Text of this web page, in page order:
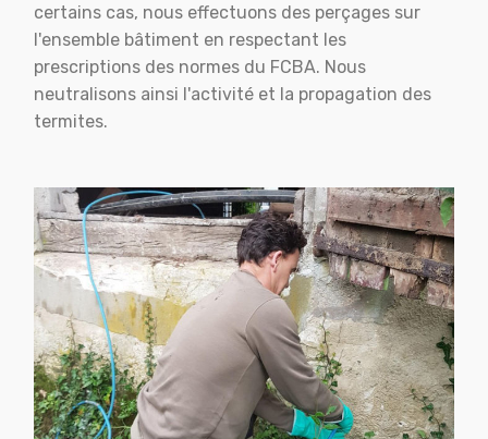
certains cas, nous effectuons des perçages sur
l'ensemble bâtiment en respectant les
prescriptions des normes du FCBA. Nous
neutralisons ainsi l'activité et la propagation des
termites.